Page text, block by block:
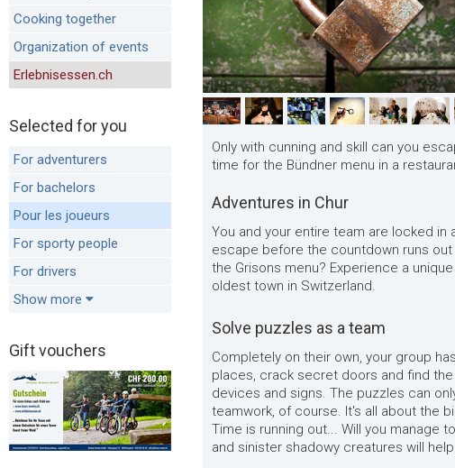
Cooking together
Organization of events
Erlebnisessen.ch
Selected for you
For adventurers
For bachelors
Pour les joueurs
For sporty people
For drivers
Show more
Gift vouchers
Only with cunning and skill can you
time for the Bündner menu in a
Adventures in Chur
You and your entire team are locked in
escape before the countdown runs out
the Grisons menu? Experience a
oldest town in Switzerland.
Solve puzzles as a team
Completely on their own, your group
places, crack secret doors and find
devices and signs. The puzzles can
teamwork, of course. It's all about the
Time is running out... Will you manage
and sinister shadowy creatures will